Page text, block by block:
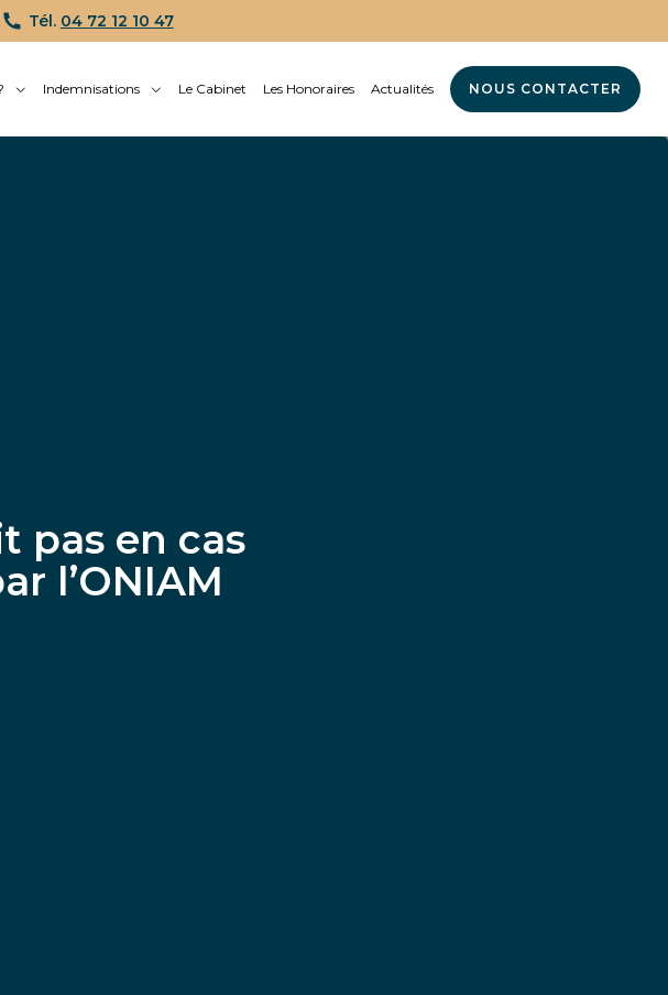
Tél. 04 72 12 10 47
Indemnisations Le Cabinet Les Honoraires Actualités NOUS CONTACTER
pas en cas
l’ONIAM